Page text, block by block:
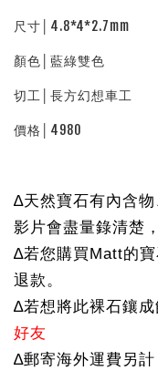
尺寸│4.8*4*2.7mm
顏色│藍綠雙色
切工│長方幻想車工
價格│4980
∆天然寶石有內含物
影片會盡量錄清楚
∆若您購買Matt的
退款。
∆若想將此裸石鑲
好友
∆郵寄海外運費另計